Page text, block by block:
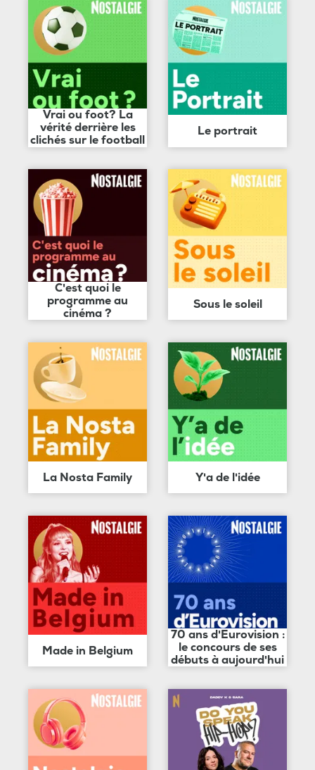
Vrai ou foot? La
vérité derrière les
clichés sur le football
Le portrait
C'est quoi le
programme au
cinéma ?
Sous le soleil
La Nosta Family Y'a de l'idée
Made in Belgium
70 ans d'Eurovision :
le concours de ses
débuts à aujourd'hui